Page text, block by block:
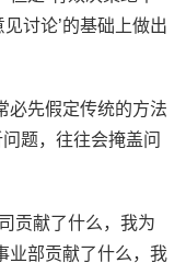
见讨论’的基础上做出
必先假定传统的方法
题，往往会掩盖问
贡献了什么，我为
业部贡献了什么，我